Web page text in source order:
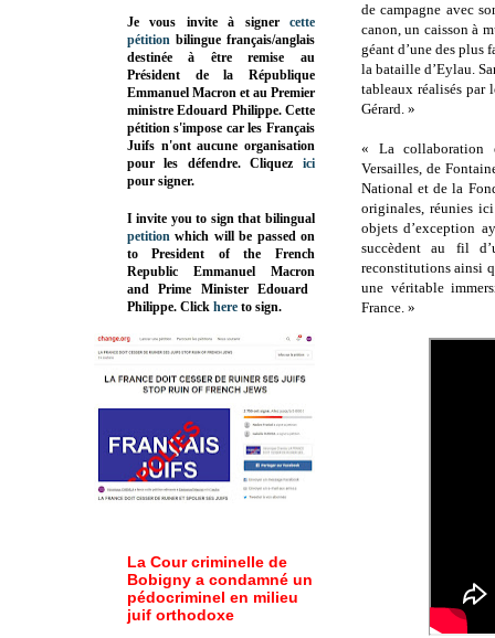
de campagne avec
canon, un caisson à
géant d’une des plus
la bataille d’Eylau.
tableaux réalisés par
Gérard. »
« La collaboration
Versailles, de
National et de la
originales, réunies
objets d’exception
succèdent au fil
reconstitutions ainsi
une véritable
France. »
Je vous invite à signer cette
pétition bilingue français/anglais
destinée à être remise au
Président de la République
Emmanuel Macron et au Premier
ministre Edouard Philippe. Cette
pétition s'impose car les Français
Juifs n'ont aucune organisation
pour les défendre. Cliquez
ici
pour signer.
I invite you to sign that bilingual
petition which will be passed on
to President of the French
Republic Emmanuel Macron
and Prime MinisterEdouard
Philippe. Click here to sign.
La Cour criminelle de
Bobigny a condamné un
pédocriminel en milieu
juif orthodoxe